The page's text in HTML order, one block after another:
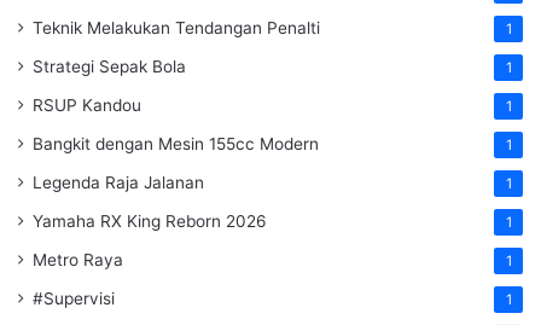
Teknik Melakukan Tendangan Penalti 1
Strategi Sepak Bola 1
RSUP Kandou 1
Bangkit dengan Mesin 155cc Modern 1
Legenda Raja Jalanan 1
Yamaha RX King Reborn 2026 1
Metro Raya 1
#Supervisi 1